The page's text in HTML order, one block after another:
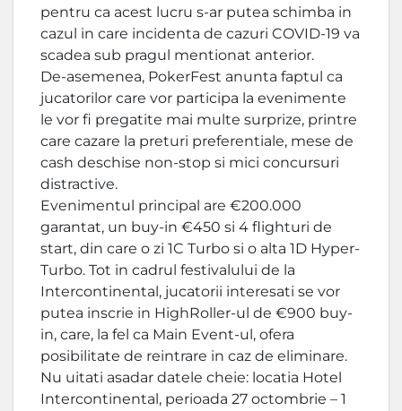
pentru ca acest lucru s-ar putea schimba in
cazul in care incidenta de cazuri COVID-19 va
scadea sub pragul mentionat anterior.
De-asemenea, PokerFest anunta faptul ca
jucatorilor care vor participa la evenimente
le vor fi pregatite mai multe surprize, printre
care cazare la preturi preferentiale, mese de
cash deschise non-stop si mici concursuri
distractive.
Evenimentul principal are €200.000
garantat, un buy-in €450 si 4 flighturi de
start, din care o zi 1C Turbo si o alta 1D Hyper-
Turbo. Tot in cadrul festivalului de la
Intercontinental, jucatorii interesati se vor
putea inscrie in HighRoller-ul de €900 buy-
in, care, la fel ca Main Event-ul, ofera
posibilitate de reintrare in caz de eliminare.
Nu uitati asadar datele cheie: locatia Hotel
Intercontinental, perioada 27 octombrie – 1